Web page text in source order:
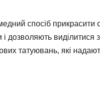
спосіб прикрасити
дозволяють виділитися
татуювань, які